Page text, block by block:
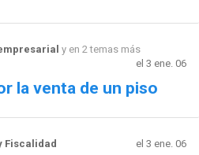
y en 2 temas más
el 3 ene. 06
la venta de un piso
Fiscalidad el 3 ene. 06